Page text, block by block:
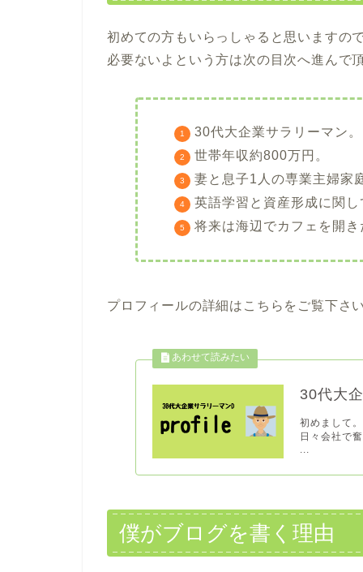
初めての方もいらっしゃると思いますの
必要ないよという方は次の目次へ進んで
30代大企業サラリーマン。
世帯年収約800万円。
妻と息子1人の専業主婦家
英語学習と資産形成に関
将来は海辺でカフェを開き
プロフィールの詳細はこちらをご覧下さ
30代大
初めまして
日々会社で
...
僕がブログを書く理由